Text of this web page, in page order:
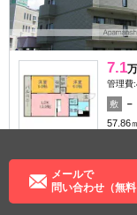
7.1
管理費
敷 －
57.86
九産
福岡
収納
メールで
問い合わせ（無料